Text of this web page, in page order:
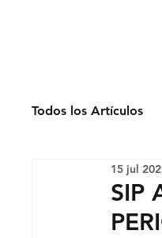
Todos los Artículos
Economía
SIP
15 jul